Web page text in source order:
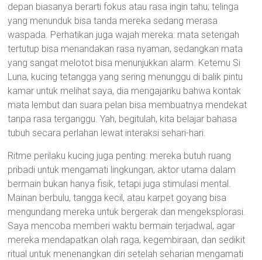
depan biasanya berarti fokus atau rasa ingin tahu; telinga
yang menunduk bisa tanda mereka sedang merasa
waspada. Perhatikan juga wajah mereka: mata setengah
tertutup bisa menandakan rasa nyaman, sedangkan mata
yang sangat melotot bisa menunjukkan alarm. Ketemu Si
Luna, kucing tetangga yang sering menunggu di balik pintu
kamar untuk melihat saya, dia mengajariku bahwa kontak
mata lembut dan suara pelan bisa membuatnya mendekat
tanpa rasa terganggu. Yah, begitulah, kita belajar bahasa
tubuh secara perlahan lewat interaksi sehari-hari.
Ritme perilaku kucing juga penting: mereka butuh ruang
pribadi untuk mengamati lingkungan, aktor utama dalam
bermain bukan hanya fisik, tetapi juga stimulasi mental.
Mainan berbulu, tangga kecil, atau karpet goyang bisa
mengundang mereka untuk bergerak dan mengeksplorasi.
Saya mencoba memberi waktu bermain terjadwal, agar
mereka mendapatkan olah raga, kegembiraan, dan sedikit
ritual untuk menenangkan diri setelah seharian mengamati